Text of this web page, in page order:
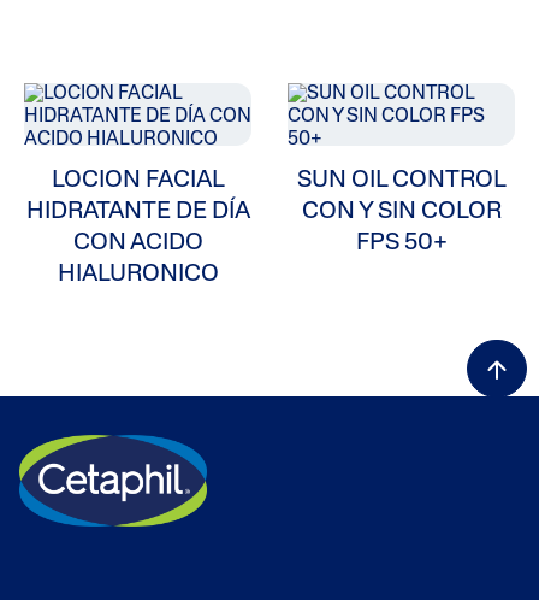
LOCION FACIAL
HIDRATANTE DE DÍA
CON ACIDO
HIALURONICO
SUN OIL CONTROL
CON Y SIN COLOR
FPS 50+